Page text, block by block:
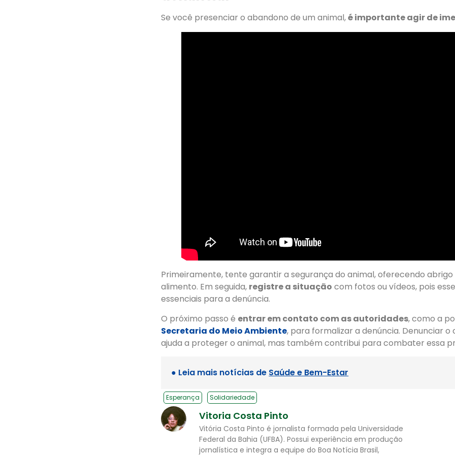
Se você presenciar o abandono de um animal,é importante agir de
Primeiramente, tente garantir a segurança do animal, oferecendo abrigo
alimento. Em seguida, registre a situação com fotos ou vídeos, pois
essenciais para a denúncia.
O próximo passo é entrar em contato com as autoridades, como a
Secretaria do Meio Ambiente, para formalizar a denúncia. Denunciar o
ajuda a proteger o animal, mas também contribui para combater essa
● Leia mais notícias de Saúde e Bem-Estar
Esperança Solidariedade
Vitoria Costa Pinto
Vitória Costa Pinto é jornalista formada pela Universidade
Federal da Bahia (UFBA). Possui experiência em produção
jornalística e integra a equipe do Boa Notícia Brasil,